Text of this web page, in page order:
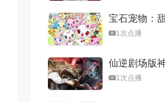
宝石宠物：
主1次点播
仙逆剧场版
战1次点播